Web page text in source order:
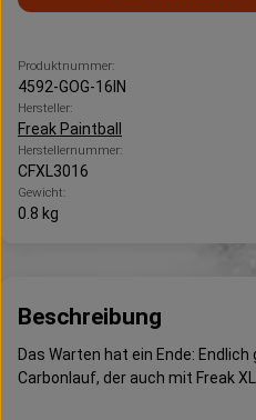
Produktnummer:
4592-GOG-16IN
Hersteller:
Freak Paintball
Herstellernummer:
CFXL3016
Gewicht:
0.8 kg
Beschreibung
Das Warten hat ein Ende:
Carbonlauf, der auch mit Freak